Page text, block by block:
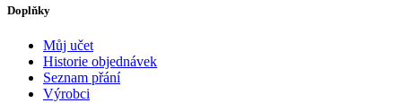
Doplňky
Můj učet
Historie objednávek
Seznam přání
Výrobci